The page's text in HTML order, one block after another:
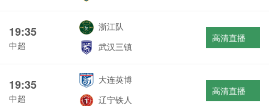
19:35
中超
浙江队
武汉三镇
高清直播
19:35
中超
大连英博
辽宁铁人
高清直播